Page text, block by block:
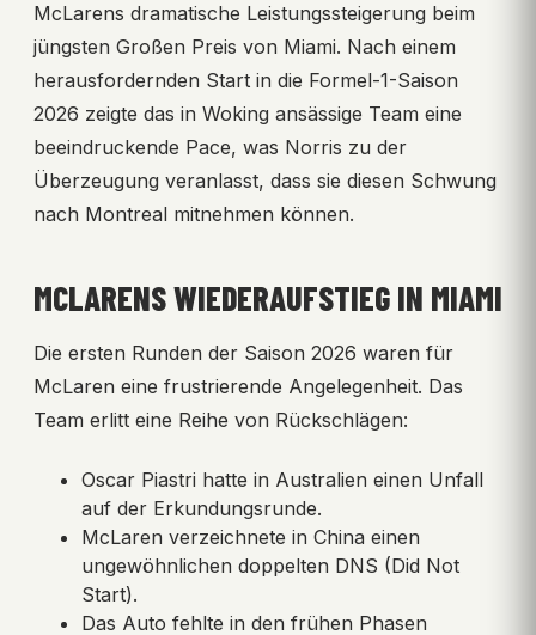
McLarens dramatische Leistungssteigerung beim
jüngsten Großen Preis von Miami. Nach einem
herausfordernden Start in die Formel-1-Saison
2026 zeigte das in Woking ansässige Team eine
beeindruckende Pace, was Norris zu der
Überzeugung veranlasst, dass sie diesen Schwung
nach Montreal mitnehmen können.
MCLARENS WIEDERAUFSTIEG IN MIAMI
Die ersten Runden der Saison 2026 waren für
McLaren eine frustrierende Angelegenheit. Das
Team erlitt eine Reihe von Rückschlägen:
Oscar Piastri hatte in Australien einen Unfall
auf der Erkundungsrunde.
McLaren verzeichnete in China einen
ungewöhnlichen doppelten DNS (Did Not
Start).
Das Auto fehlte in den frühen Phasen